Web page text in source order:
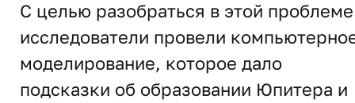
С целью разобраться в этой проблеме
исследователи провели
моделирование, которое дало
подсказки об образовании Юпитера и